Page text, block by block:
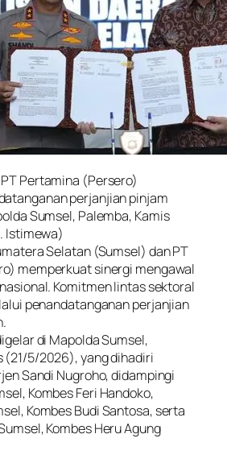
Pertamina (Persero)
perjanjian pinjam
Sumsel, Palemba, Kamis
Istimewa)
Selatan (Sumsel) dan PT
memperkuat sinergi mengawal
Komitmen lintas sektoral
penandatanganan perjanjian
di Mapolda Sumsel,
(21/5/2026), yang dihadiri
Sandi Nugroho, didampingi
Kombes Feri Handoko,
Kombes Budi Santosa, serta
Kombes Heru Agung